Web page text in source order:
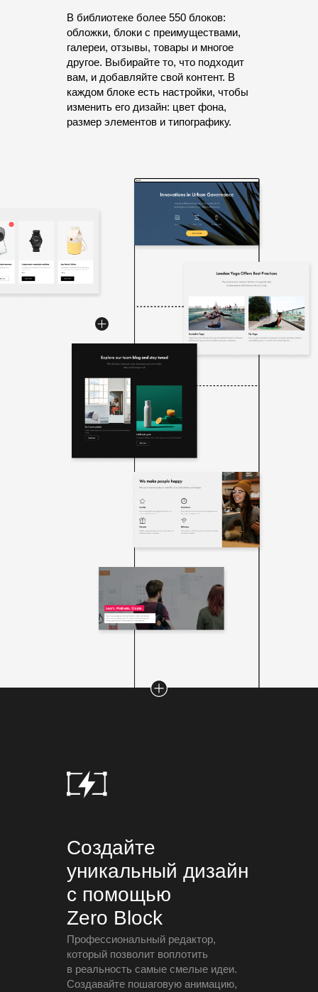
В библиотеке более 550 блоков:
обложки, блоки с преимуществами,
галереи, отзывы, товары и многое
другое. Выбирайте то, что подходит
вам, и добавляйте свой контент. В
каждом блоке есть настройки, чтобы
изменить его дизайн: цвет фона,
размер элементов и типографику.
Создайте
уникальный дизайн
с помощью
Zero Block
Профессиональный редактор,
который позволит воплотить
в реальность самые смелые идеи.
Создавайте пошаговую анимацию,